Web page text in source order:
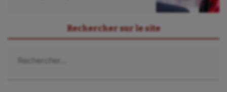
Rechercher sur le site